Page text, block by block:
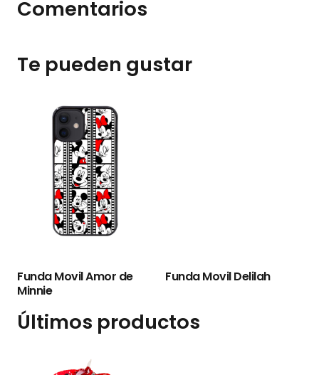
Comentarios
Te pueden gustar
Funda Movil Amor de
Minnie
Funda Movil Delilah
Últimos productos